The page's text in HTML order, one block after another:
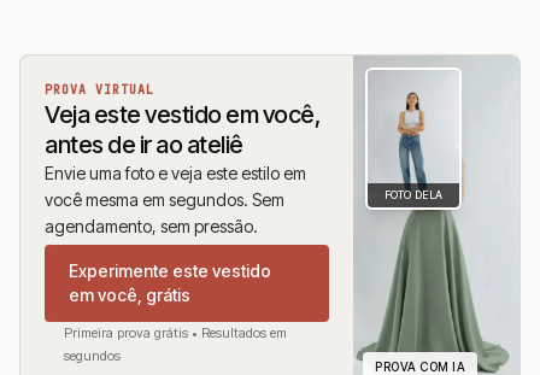
PROVA VIRTUAL
Veja este vestido em você,
antes de ir ao ateliê
Envie uma foto e veja este estilo em
você mesma em segundos. Sem
agendamento, sem pressão.
Experimente este vestido
em você, grátis
Primeira prova grátis • Resultados em
segundos
FOTO DELA
PROVA COM IA